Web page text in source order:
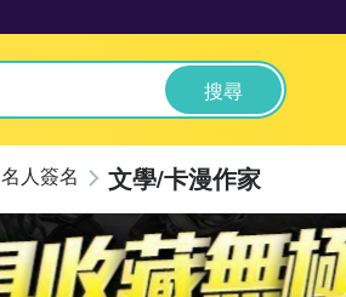
搜尋
名人簽名 文學/卡漫作家